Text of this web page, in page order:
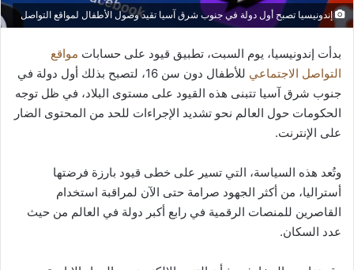
إندونيسيا تصبح أول دولة في جنوب شرق آسيا تقيد وصول الأطفال لمواقع التواصل
بدأت إندونيسيا، يوم السبت، تطبيق قيود على حسابات مواقع
التواصل الاجتماعي
للأطفال دون سن 16، لتصبح بذلك أول دولة في
جنوب شرق آسيا تتبنى هذه القيود على مستوى البلاد، في ظل توجه
الحكومات حول العالم نحو تشديد الإجراءات للحد من المحتوى الضار
على الإنترنت.
وتُعد هذه السياسة، التي تسير على خطى قيود بارزة فرضتها
أستراليا، من أكثر الجهود صرامة حتى الآن لمراقبة استخدام
القاصرين للمنصات الرقمية في رابع أكبر دولة في العالم من حيث
عدد السكان.